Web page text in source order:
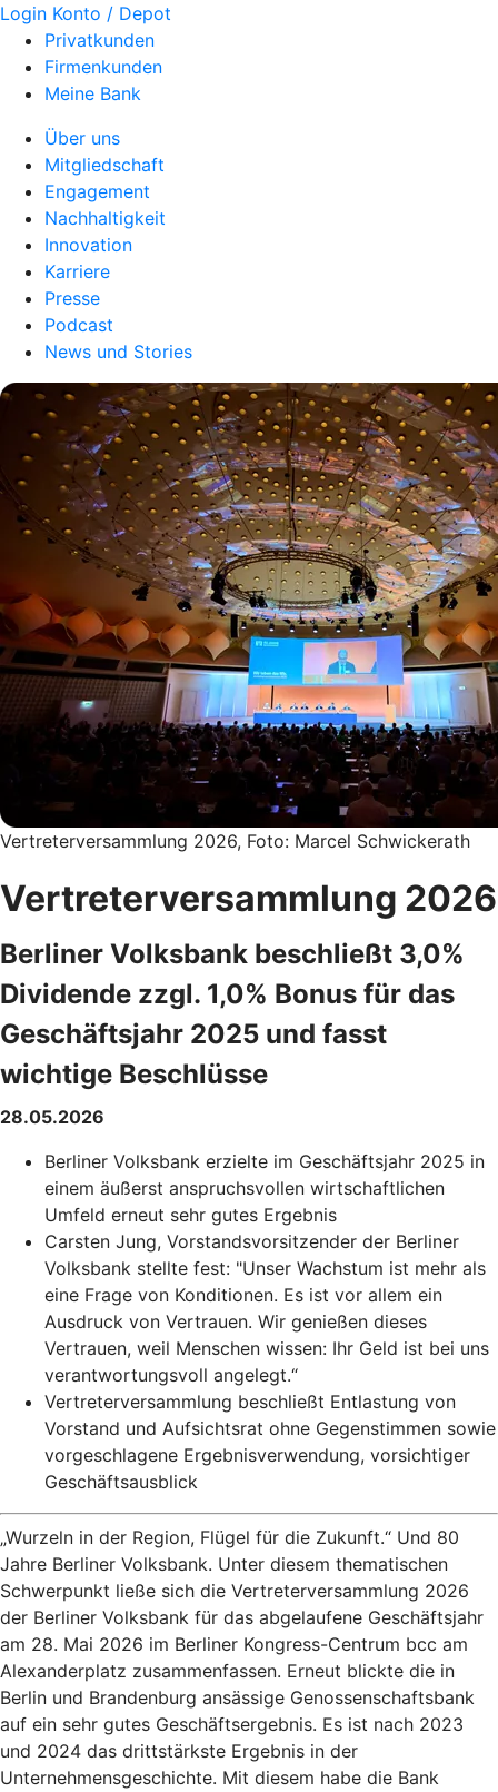
Login Konto / Depot
Privatkunden
Firmenkunden
Meine Bank
Über uns
Mitgliedschaft
Engagement
Nachhaltigkeit
Innovation
Karriere
Presse
Podcast
News und Stories
Vertreterversammlung 2026, Foto: Marcel Schwickerath
Vertreterversammlung 2026
Berliner Volksbank beschließt 3,0%
Dividende zzgl. 1,0% Bonus für das
Geschäftsjahr 2025 und fasst
wichtige Beschlüsse
28.05.2026
Berliner Volksbank erzielte im Geschäftsjahr 2025 in
einem äußerst anspruchsvollen wirtschaftlichen
Umfeld erneut sehr gutes Ergebnis
Carsten Jung, Vorstandsvorsitzender der Berliner
Volksbank stellte fest: "Unser Wachstum ist mehr als
eine Frage von Konditionen. Es ist vor allem ein
Ausdruck von Vertrauen. Wir genießen dieses
Vertrauen, weil Menschen wissen: Ihr Geld ist bei uns
verantwortungsvoll angelegt.“
Vertreterversammlung beschließt Entlastung von
Vorstand und Aufsichtsrat ohne Gegenstimmen sowie
vorgeschlagene Ergebnisverwendung, vorsichtiger
Geschäftsausblick
„Wurzeln in der Region, Flügel für die Zukunft.“ Und 80
Jahre Berliner Volksbank. Unter diesem thematischen
Schwerpunkt ließe sich die Vertreterversammlung 2026
der Berliner Volksbank für das abgelaufene Geschäftsjahr
am 28. Mai 2026 im Berliner Kongress-Centrum bcc am
Alexanderplatz zusammenfassen. Erneut blickte die in
Berlin und Brandenburg ansässige Genossenschaftsbank
auf ein sehr gutes Geschäftsergebnis. Es ist nach 2023
und 2024 das drittstärkste Ergebnis in der
Unternehmensgeschichte. Mit diesem habe die Bank